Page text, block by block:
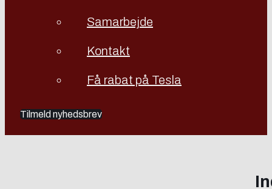
Samarbejde
Kontakt
Få rabat på Tesla
Tilmeld nyhedsbrev